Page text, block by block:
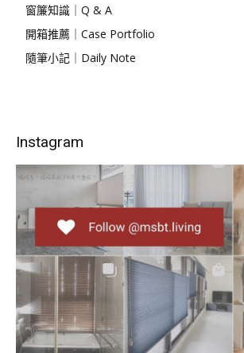
窗簾知識｜Q & A
開箱推薦｜Case Portfolio
隨筆小記｜Daily Note
Instagram